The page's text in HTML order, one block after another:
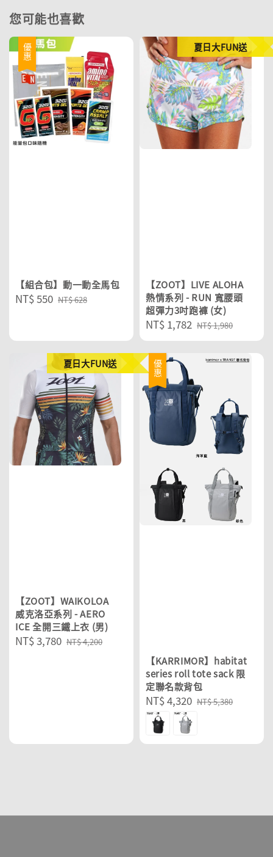
您可能也喜歡
優惠
【組合包】動一動全馬包
Sale
NT$ 550 Regular
NT$ 628
夏日大FUN送
【ZOOT】LIVE ALOHA
熱情系列 - RUN 寬腰頭
超彈力3吋跑褲 (女)
Sale
price
NT$ 1,782 Regular
price
NT$ 1,980
夏日大FUN送
【ZOOT】WAIKOLOA
威克洛亞系列 - AERO
ICE 全開三鐵上衣 (男)
Sale
NT$ 3,780 Regular
NT$ 4,200
優惠
【KARRIMOR】habitat
series roll tote sack 限
定聯名款背包
Sale
price
NT$ 4,320 Regular
NT$ 5,380